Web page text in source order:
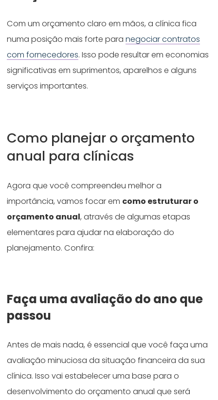
Com um orçamento claro em mãos, a clínica fica
numa posição mais forte paranegociar contratos
com fornecedores. Isso pode resultar em economias
significativas em suprimentos, aparelhos e alguns
serviços importantes.
Como planejar o orçamento
anual para clínicas
Agora que você compreendeu melhor a
importância, vamos focar em como estruturar o
orçamento anual, através de algumas etapas
elementares para ajudar na elaboração do
planejamento. Confira:
Faça uma avaliação do ano que
passou
Antes de mais nada, é essencial que você faça uma
avaliação minuciosa da situação financeira da sua
clínica. Isso vai estabelecer uma base para o
desenvolvimento do orçamento anual que será